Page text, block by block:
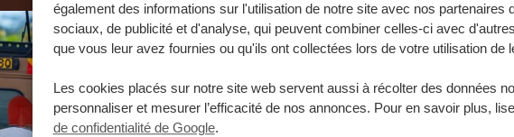
également des informations sur l'utilisation de notre site avec nos partenaires
sociaux, de publicité et d'analyse, qui peuvent combiner celles-ci avec
que vous leur avez fournies ou qu'ils ont collectées lors de votre utilisation de
Les cookies placés sur notre site web servent aussi à récolter des données
personnaliser et mesurer l’efficacité de nos annonces. Pour en savoir plus,
de confidentialité de Google.